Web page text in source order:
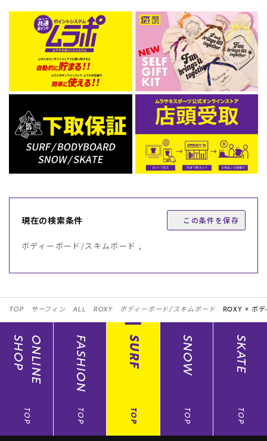
ムラサキスポーツ 公式アプリ
ポイント・クーポンもこのアプリで！
現在の検索条件 この条件を保存
ボディーボード/スキムボード ,
TOP サーフィン ALL ROXY ボディーボード/スキムボード ROXY × ボデ
ONLINE
SHOP
TOP
FASHION
TOP
SURF
TOP
SNOW
TOP
SKATE
TOP